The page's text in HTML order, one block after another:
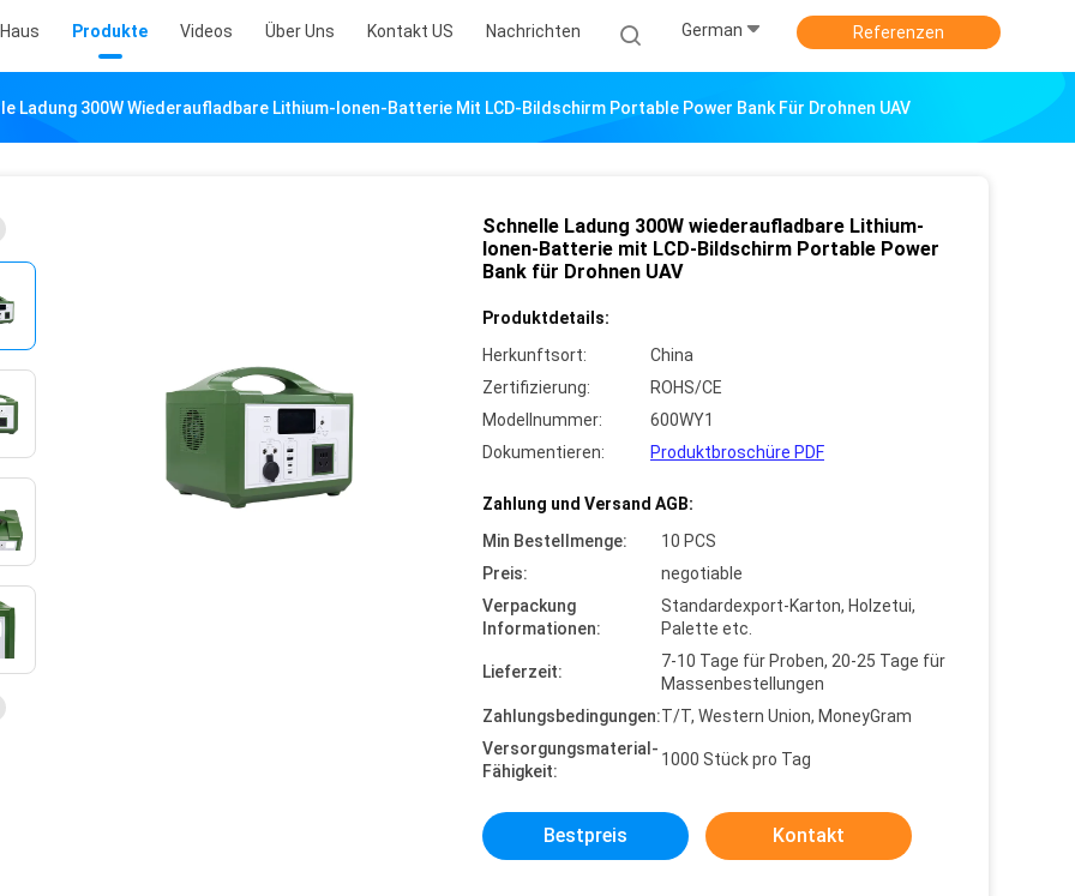
Haus Produkte Videos Über Uns Kontakt US Nachrichten German Referenzen
Ladung 300W Wiederaufladbare Lithium-Ionen-Batterie Mit LCD-Bildschirm Portable Power Bank Für Drohnen UAV
Schnelle Ladung 300W wiederaufladbare Lithium-
Ionen-Batterie mit LCD-Bildschirm Portable Power
Bank für Drohnen UAV
Produktdetails:
Herkunftsort:
China
Zertifizierung:
ROHS/CE
Modellnummer:
600WY1
Dokumentieren:
Produktbroschüre PDF
Zahlung und Versand AGB:
Min Bestellmenge:
10 PCS
Preis:
negotiable
Verpackung
Informationen:
Standardexport-Karton, Holzetui,
Palette etc.
Lieferzeit:
7-10 Tage für Proben, 20-25 Tage für
Massenbestellungen
Zahlungsbedingungen:T/T, Western Union, MoneyGram
Versorgungsmaterial-
Fähigkeit:
1000 Stück pro Tag
Bestpreis Kontakt